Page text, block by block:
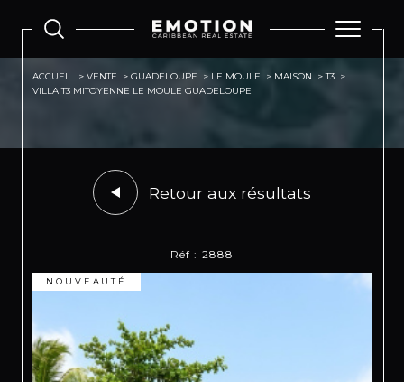
ACCUEIL VENTE GUADELOUPE LE MOULE MAISON
T3
VILLA T3 MITOYENNE LE MOULE GUADELOUPE
Retour aux résultats
Réf : 2888
NOUVEAUTÉ